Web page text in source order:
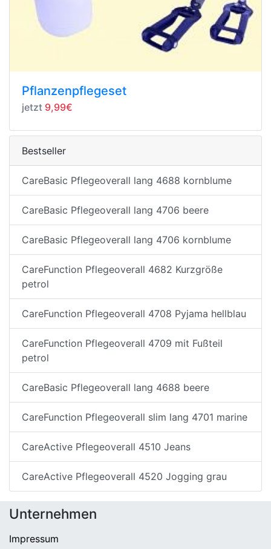
Pflanzenpflegeset
jetzt 9,99€
Bestseller
CareBasic Pflegeoverall lang 4688 kornblume
CareBasic Pflegeoverall lang 4706 beere
CareBasic Pflegeoverall lang 4706 kornblume
CareFunction Pflegeoverall 4682 Kurzgröße
petrol
CareFunction Pflegeoverall 4708 Pyjama hellblau
CareFunction Pflegeoverall 4709 mit Fußteil
petrol
CareBasic Pflegeoverall lang 4688 beere
CareFunction Pflegeoverall slim lang 4701 marine
CareActive Pflegeoverall 4510 Jeans
CareActive Pflegeoverall 4520 Jogging grau
Unternehmen
Impressum